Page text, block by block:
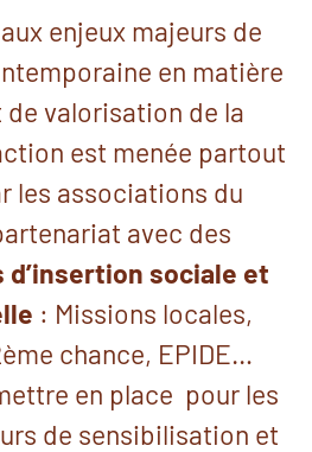
enjeux majeurs de
en matière
de valorisation de la
est menée partout
les associations du
avec des
sociale et
: Missions locales,
chance, EPIDE…
en place pour les
de sensibilisation et